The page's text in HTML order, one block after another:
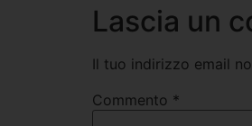
Lascia un
Il tuo indirizzo email
Commento *